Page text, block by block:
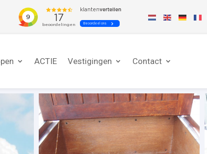
ACTIE Vestigingen Contact